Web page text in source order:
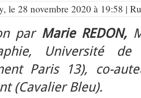
le 28 novembre 2020 à 19:58 |
par Marie REDON,
Université de
Paris 13), co-
(Cavalier Bleu).